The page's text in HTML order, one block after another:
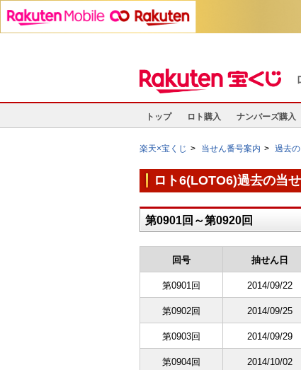
トップ ロト購入 ナンバーズ購入
楽天×宝くじ 当せん番号案内 過去
ロト6(LOTO6)過去の当
第0901回～第0920回
回号 抽せん日
第0901回 2014/09/22
第0902回 2014/09/25
第0903回 2014/09/29
第0904回 2014/10/02